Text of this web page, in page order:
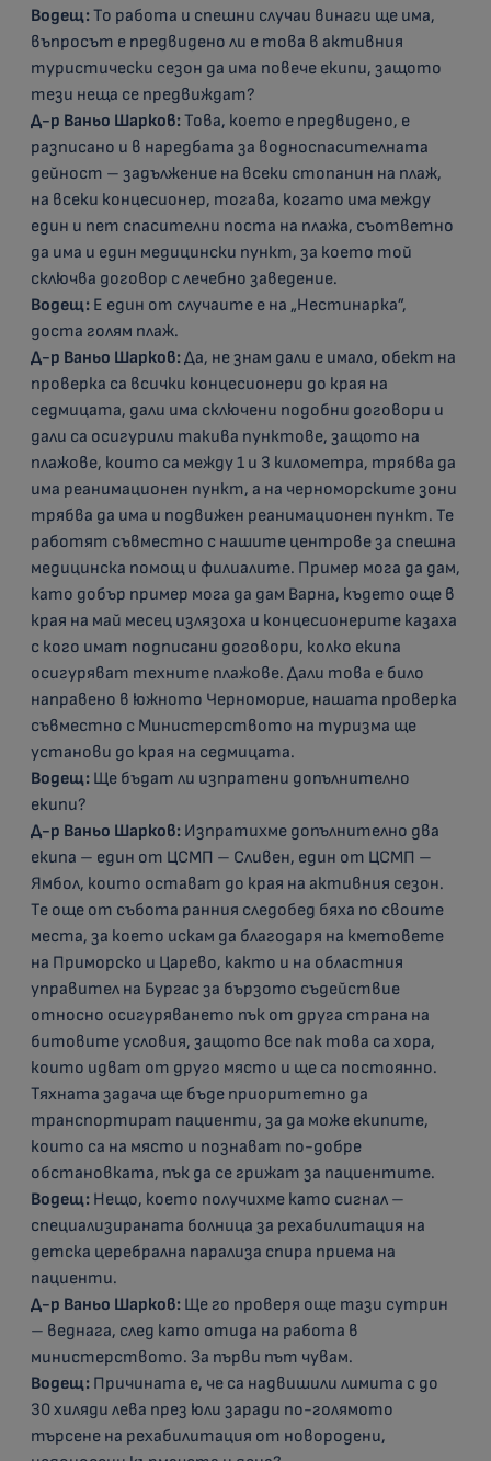
Водещ:То работа и спешни случаи винаги ще има,
въпросът е предвидено ли е това в активния
туристически сезон да има повече екипи, защото
тези неща се предвиждат?
Д-р Ваньо Шарков:Това, което е предвидено, е
разписано и в наредбата за водноспасителната
дейност – задължение на всеки стопанин на плаж,
на всеки концесионер, тогава, когато има между
един и пет спасителни поста на плажа, съответно
да има и един медицински пункт, за което той
сключва договор с лечебно заведение.
Водещ: Е един от случаите е на „Нестинарка”,
доста голям плаж.
Д-р Ваньо Шарков:Да, не знам дали е имало, обект на
проверка са всички концесионери до края на
седмицата, дали има сключени подобни договори и
дали са осигурили такива пунктове, защото на
плажове, които са между 1 и 3 километра, трябва да
има реанимационен пункт, а на черноморските зони
трябва да има и подвижен реанимационен пункт. Те
работят съвместно с нашите центрове за спешна
медицинска помощ и филиалите. Пример мога да дам,
като добър пример мога да дам Варна, където още в
края на май месец излязоха и концесионерите казаха
с кого имат подписани договори, колко екипа
осигуряват техните плажове. Дали това е било
направено в южното Черноморие, нашата проверка
съвместно с Министерството на туризма ще
установи до края на седмицата.
Водещ: Ще бъдат ли изпратени допълнително
екипи?
Д-р Ваньо Шарков: Изпратихме допълнително два
екипа – един от ЦСМП – Сливен, един от ЦСМП –
Ямбол, които остават до края на активния сезон.
Те още от събота ранния следобед бяха по своите
места, за което искам да благодаря на кметовете
на Приморско и Царево, както и на областния
управител на Бургас за бързото съдействие
относно осигуряването пък от друга страна на
битовите условия, защото все пак това са хора,
които идват от друго място и ще са постоянно.
Тяхната задача ще бъде приоритетно да
транспортират пациенти, за да може екипите,
които са на място и познават по-добре
обстановката, пък да се грижат за пациентите.
Водещ: Нещо, което получихме като сигнал –
специализираната болница за рехабилитация на
детска церебрална парализа спира приема на
пациенти.
Д-р Ваньо Шарков: Ще го проверя още тази сутрин
– веднага, след като отида на работа в
министерството. За първи път чувам.
Водещ: Причината е, че са надвишили лимита с до
30 хиляди лева през юли заради по-голямото
търсене на рехабилитация от новородени,